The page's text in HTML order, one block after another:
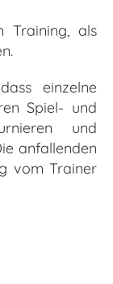
Training, als
einzelne
Spiel- und
und
anfallenden
vom Trainer